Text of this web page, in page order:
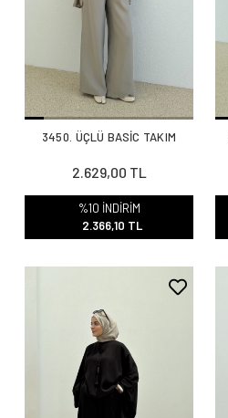
3450. ÜÇLÜ BASİC TAKIM
2.629,00 TL
%10 İNDİRİM
2.366,10 TL